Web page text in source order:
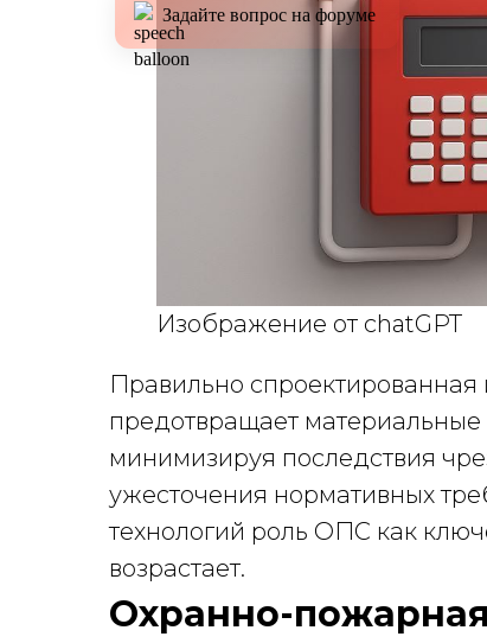
Изображение от chatGPT
Правильно
предотвращает
минимизируя последствия
ужесточения нормативных
технологий роль ОПС как
возрастает.
Охранно-
Задайте вопрос на форуме